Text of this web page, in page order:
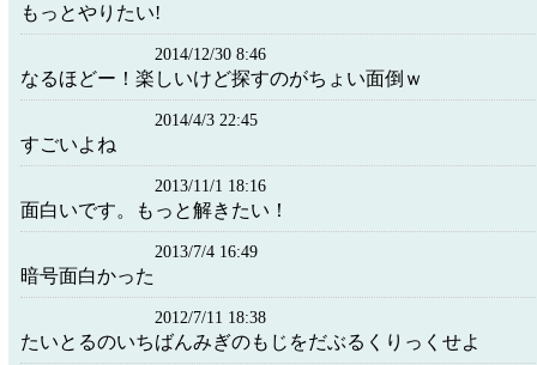
もっとやりたい!
2014/12/30 8:46
なるほどー！楽しいけど探すのがちょい面倒ｗ
2014/4/3 22:45
すごいよね
2013/11/1 18:16
面白いです。もっと解きたい！
2013/7/4 16:49
暗号面白かった
2012/7/11 18:38
たいとるのいちばんみぎのもじをだぶるくりっくせよ